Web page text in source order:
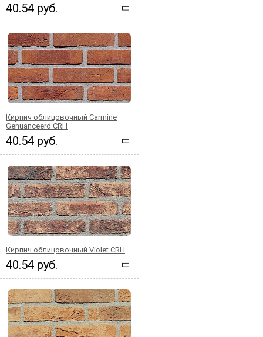
40.54 руб.
Кирпич облицовочный Carmine
Genuanceerd CRH
40.54 руб.
Кирпич облицовочный Violet CRH
40.54 руб.